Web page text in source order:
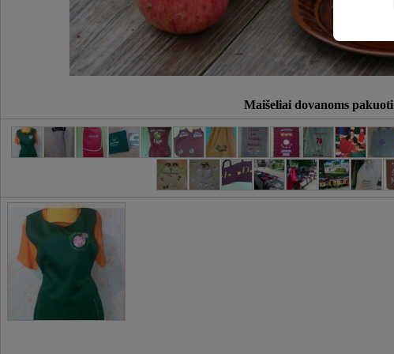
Maišeliai dovanoms pakuoti